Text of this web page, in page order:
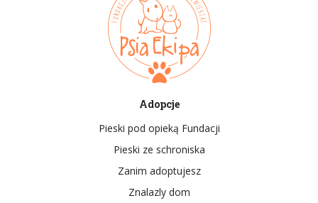
Adopcje
Pieski pod opieką Fundacji
Pieski ze schroniska
Zanim adoptujesz
Znalazly dom